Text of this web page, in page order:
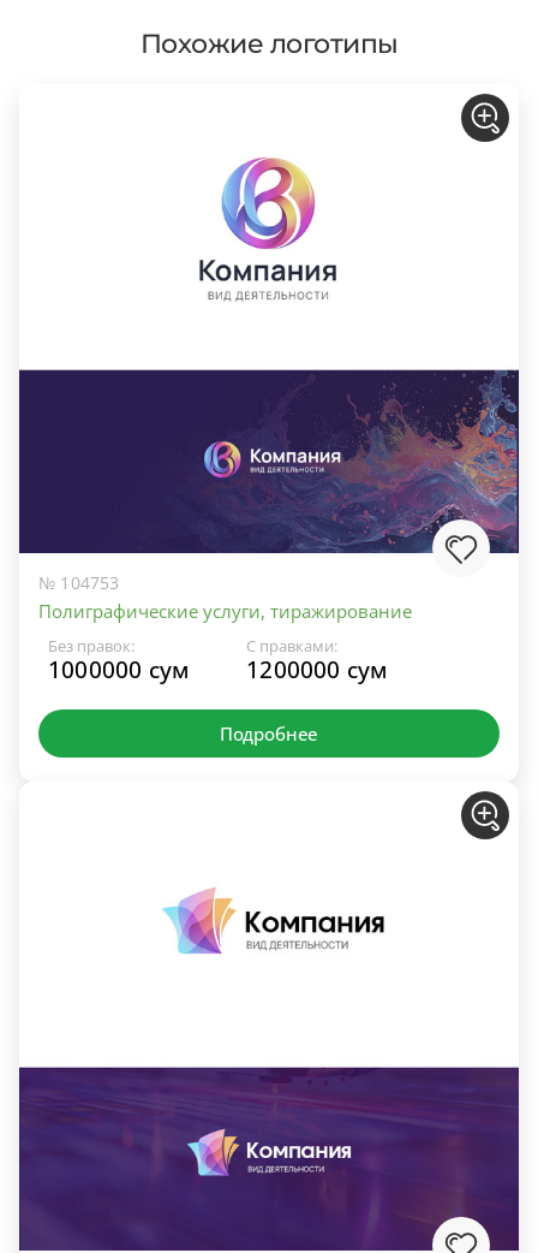
Похожие логотипы
№ 104753
Полиграфические услуги, тиражирование
Без правок:
1000000 сум
С правками:
1200000 сум
Подробнее